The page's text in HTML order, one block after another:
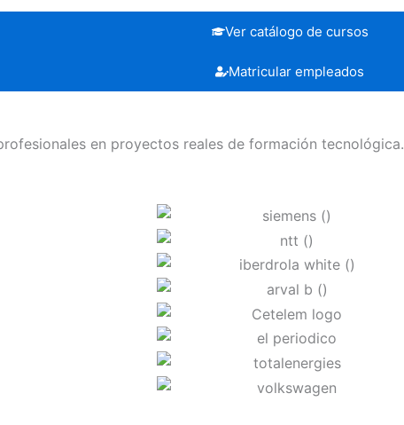
Ver catálogo de cursos
Matricular empleados
en proyectos reales de formación tecnológica.